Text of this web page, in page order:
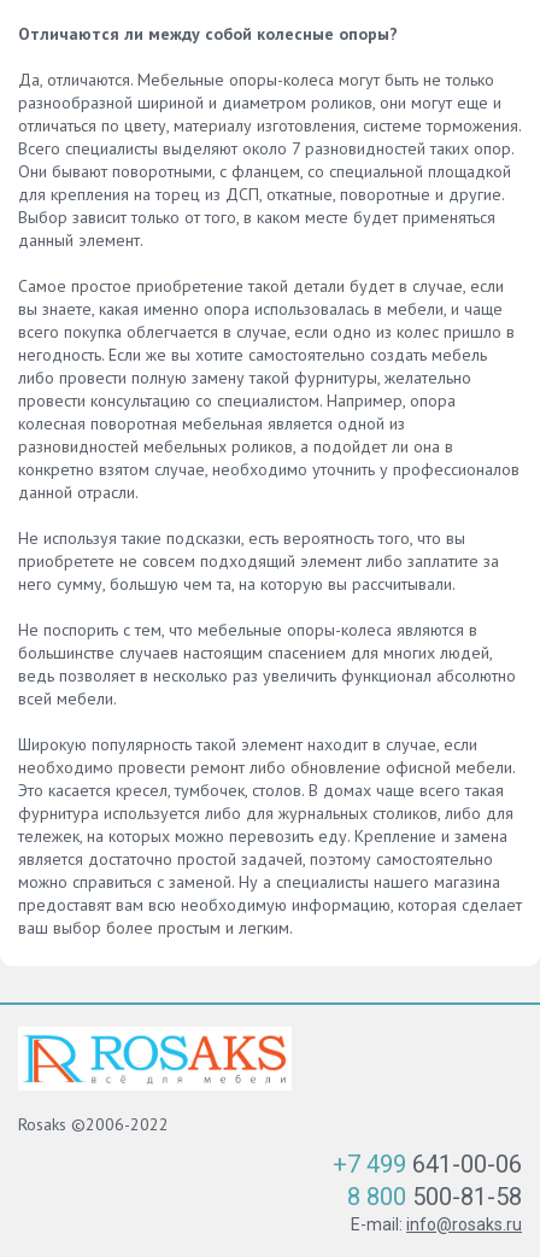
Отличаются ли между собой колесные опоры?
Да, отличаются. Мебельные опоры-колеса могут быть не только
разнообразной шириной и диаметром роликов, они могут еще и
отличаться по цвету, материалу изготовления, системе торможения.
Всего специалисты выделяют около 7 разновидностей таких опор.
Они бывают поворотными, с фланцем, со специальной площадкой
для крепления на торец из ДСП, откатные, поворотные и другие.
Выбор зависит только от того, в каком месте будет применяться
данный элемент.
Самое простое приобретение такой детали будет в случае, если
вы знаете, какая именно опора использовалась в мебели, и чаще
всего покупка облегчается в случае, если одно из колес пришло в
негодность. Если же вы хотите самостоятельно создать мебель
либо провести полную замену такой фурнитуры, желательно
провести консультацию со специалистом. Например, опора
колесная поворотная мебельная является одной из
разновидностей мебельных роликов, а подойдет ли она в
конкретно взятом случае, необходимо уточнить у профессионалов
данной отрасли.
Не используя такие подсказки, есть вероятность того, что вы
приобретете не совсем подходящий элемент либо заплатите за
него сумму, большую чем та, на которую вы рассчитывали.
Не поспорить с тем, что мебельные опоры-колеса являются в
большинстве случаев настоящим спасением для многих людей,
ведь позволяет в несколько раз увеличить функционал абсолютно
всей мебели.
Широкую популярность такой элемент находит в случае, если
необходимо провести ремонт либо обновление офисной мебели.
Это касается кресел, тумбочек, столов. В домах чаще всего такая
фурнитура используется либо для журнальных столиков, либо для
тележек, на которых можно перевозить еду. Крепление и замена
является достаточно простой задачей, поэтому самостоятельно
можно справиться с заменой. Ну а специалисты нашего магазина
предоставят вам всю необходимую информацию, которая сделает
ваш выбор более простым и легким.
Rosaks ©2006-2022
+7 499 641-00-06
8 800 500-81-58
E-mail: info@rosaks.ru